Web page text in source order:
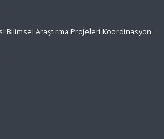
Bilimsel Araştırma Projeleri Koordinasyon